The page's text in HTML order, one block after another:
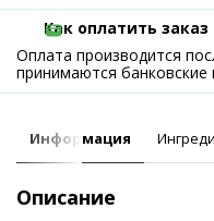
Как оплатить заказ
Оплата производится
принимаются банковские
Информация
Описание